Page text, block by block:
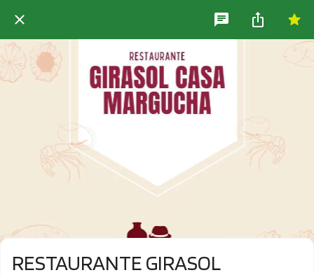
RESTAURANTE GIRASOL